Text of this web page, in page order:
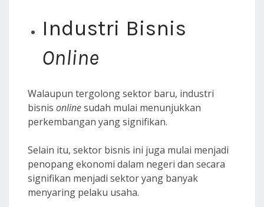
Industri Bisnis
Online
Walaupun tergolong sektor baru, industri
bisnis onlinesudah mulai menunjukkan
perkembangan yang signifikan.
Selain itu, sektor bisnis ini juga mulai menjadi
penopang ekonomi dalam negeri dan secara
signifikan menjadi sektor yang banyak
menyaring pelaku usaha.